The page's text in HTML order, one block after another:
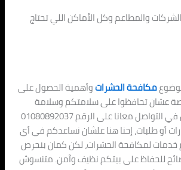
والمطاعم وكل الأماكن اللي تحتاج
موضوعمكافحة الحشراتوأهمية الحصول على
عشان تحافظوا على سلامتكم وسلامة
أولادكم. ما تترددوش في التواصل معانا على الرقم 01080892037
أو طلبات، إحنا هنا علشان نساعدكم في أي
لمكافحة الحشرات، لكن كمان بنحرص
للحفاظ على بيتكم نظيف وآمن. متنسوش